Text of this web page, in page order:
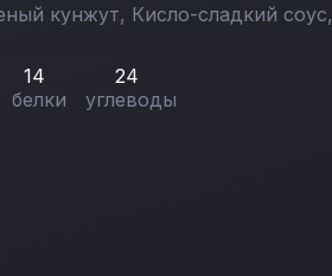
кунжут, Кисло-сладкий соус,
14
белки
24
углеводы